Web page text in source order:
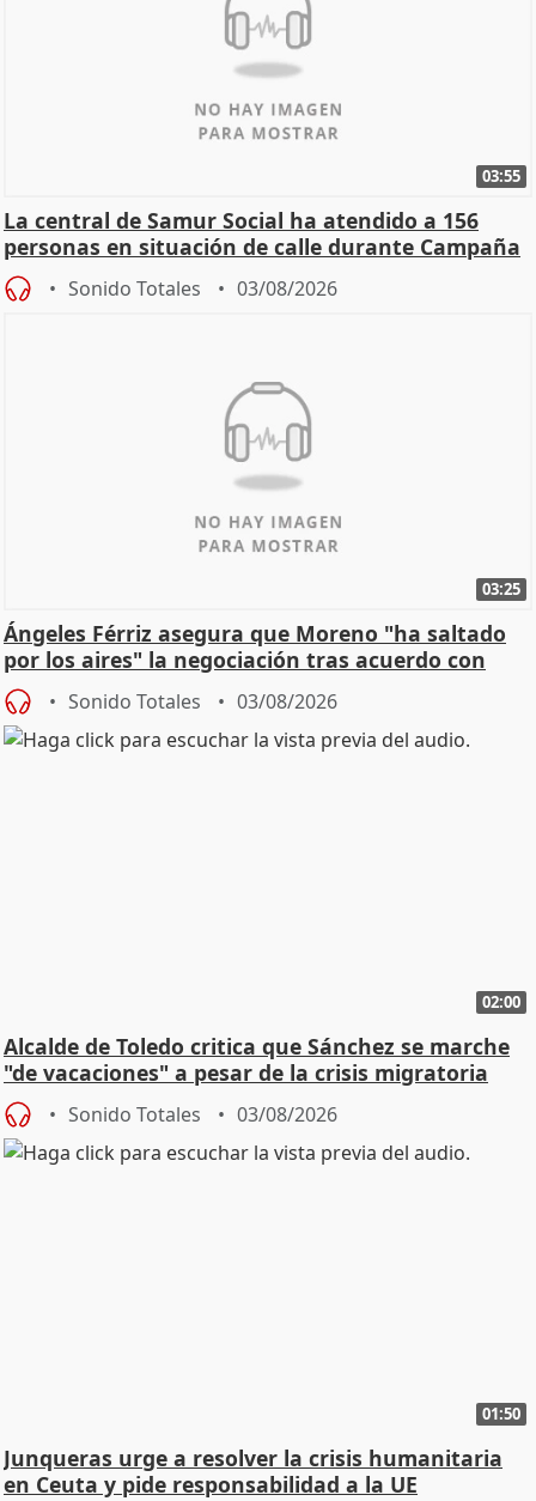
03:55
La central de Samur Social ha atendido a 156
personas en situación de calle durante Campaña
de Calor
Sonido Totales 03/08/2026
03:25
Ángeles Férriz asegura que Moreno "ha saltado
por los aires" la negociación tras acuerdo con
SMA
Sonido Totales 03/08/2026
02:00
Alcalde de Toledo critica que Sánchez se marche
"de vacaciones" a pesar de la crisis migratoria
Sonido Totales 03/08/2026
01:50
Junqueras urge a resolver la crisis humanitaria
en Ceuta y pide responsabilidad a la UE